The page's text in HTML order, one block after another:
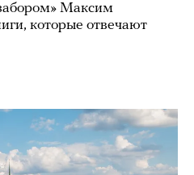
Максим
которые отвечают